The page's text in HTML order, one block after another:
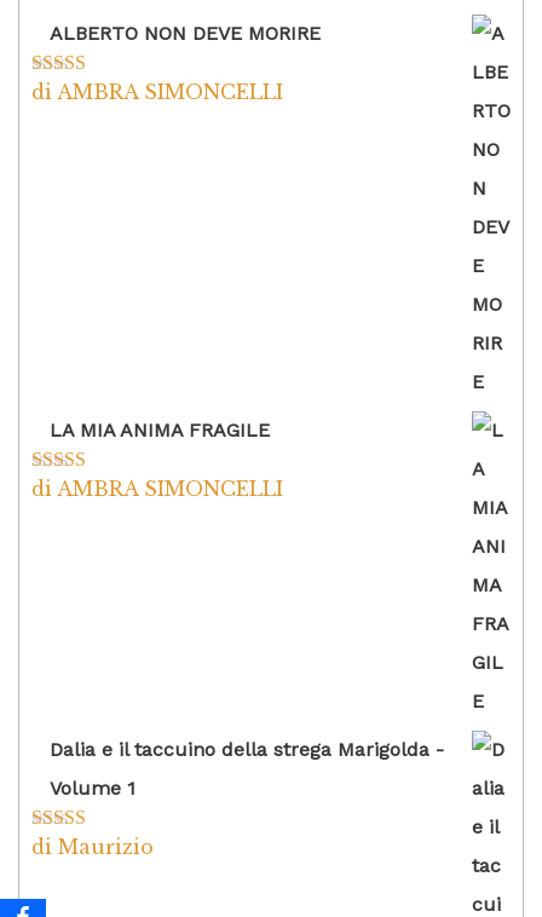
ALBERTO NON DEVE MORIRE
Valutato5su
di AMBRA SIMONCELLI
LA MIA ANIMA FRAGILE
Valutato5su
di AMBRA SIMONCELLI
Dalia e il taccuino della strega Marigolda -
Volume 1
Valutato4
di Maurizio